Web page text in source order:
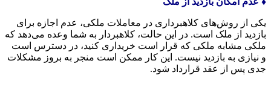
یکی از روش‌های کلاهبرداری در معاملات ملکی، عدم اجازه برای
بازدید از ملک است. در این حالت، کلاهبردار به شما وعده می‌دهد که
ملکی مشابه ملکی که قرار است خریداری کنید، در دسترس است
و نیازی به بازدید نیست. این کار ممکن است منجر به بروز مشکلات
جدی پس از عقد قرارداد شود.